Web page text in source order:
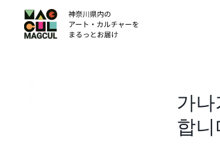
ン
テ
ン
가
합